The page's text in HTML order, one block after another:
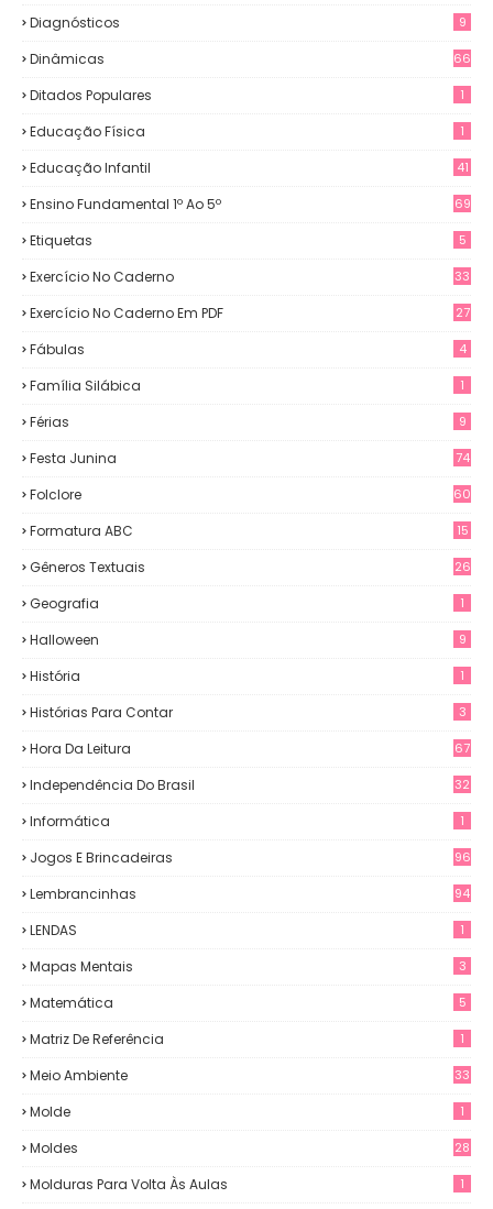
Diagnósticos 9
Dinâmicas 66
Ditados Populares 1
Educação Física 1
Educação Infantil 41
Ensino Fundamental 1º Ao 5º 69
Etiquetas 5
Exercício No Caderno 33
Exercício No Caderno Em PDF 27
Fábulas 4
Família Silábica 1
Férias 9
Festa Junina 74
Folclore 60
Formatura ABC 15
Gêneros Textuais 26
Geografia 1
Halloween 9
História 1
Histórias Para Contar 3
Hora Da Leitura 67
Independência Do Brasil 32
Informática 1
Jogos E Brincadeiras 96
Lembrancinhas 94
LENDAS 1
Mapas Mentais 3
Matemática 5
Matriz De Referência 1
Meio Ambiente 33
Molde 1
Moldes 28
Molduras Para Volta Às Aulas 1